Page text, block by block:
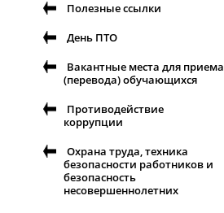
Полезные ссылки
День ПТО
Вакантные места для приема
(перевода) обучающихся
Противодействие
коррупции
Охрана труда, техника
безопасности работников и
безопасность
несовершеннолетних